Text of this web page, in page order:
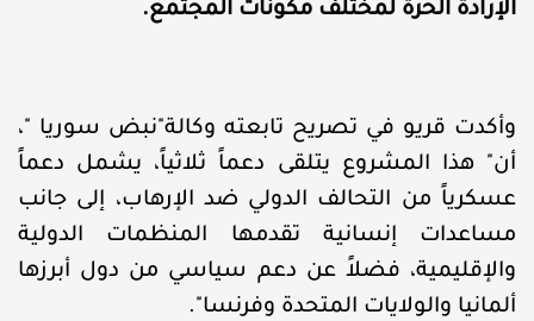
الإرادة الحرة لمختلف مكونات المجتمع.
وأكدت قريو في تصريح تابعته وكالة"نبض سوريا "،
أن" هذا المشروع يتلقى دعماً ثلاثياً، يشمل دعماً
عسكرياً من التحالف الدولي ضد الإرهاب، إلى جانب
مساعدات إنسانية تقدمها المنظمات الدولية
والإقليمية، فضلاً عن دعم سياسي من دول أبرزها
ألمانيا والولايات المتحدة وفرنسا".